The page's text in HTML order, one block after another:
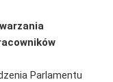
Parlamentu